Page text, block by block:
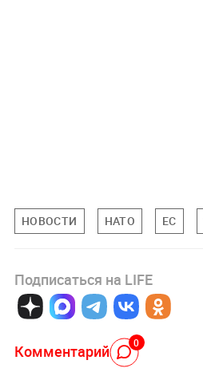
НОВОСТИ НАТО ЕС
Подписаться на LIFE
Комментарий 0